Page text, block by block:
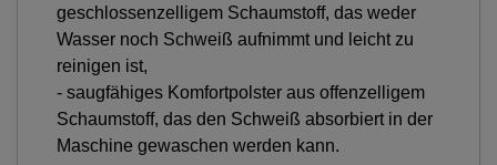
geschlossenzelligem Schaumstoff, das weder
Wasser noch Schweiß aufnimmt und leicht zu
reinigen ist,
- saugfähiges Komfortpolster aus offenzelligem
Schaumstoff, das den Schweiß absorbiert in der
Maschine gewaschen werden kann.